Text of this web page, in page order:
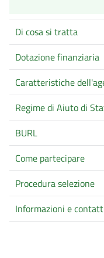
Di cosa si tratta
Dotazione finanziaria
Caratteristiche
Regime di Aiuto di
BURL
Come partecipare
Procedura selezione
Informazioni e